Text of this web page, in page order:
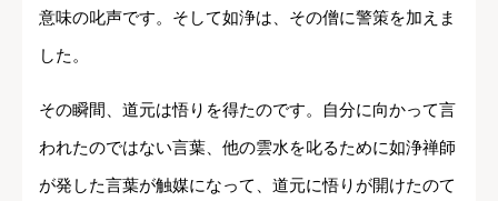
意味の叱声です。そして如浄は、その僧に警策を加えま
した。
その瞬間、道元は悟りを得たのです。自分に向かって言
われたのではない言葉、他の雲水を叱るために如浄禅師
が発した言葉が触媒になって、道元に悟りが開けたのて